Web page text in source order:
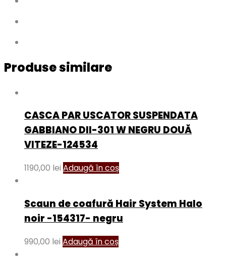
Produse similare
CASCA PAR USCATOR SUSPENDATA
GABBIANO DII-301 W NEGRU DOUĂ
VITEZE-124534
1190,00 lei Adaugă în coș
Scaun de coafură Hair System Halo
noir -154317- negru
990,00 lei Adaugă în coș